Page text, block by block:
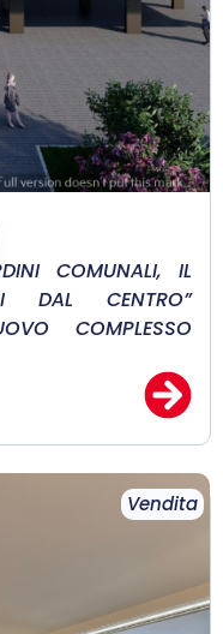
COMUNALI, IL
DAL CENTRO”
COMPLESSO
Vendita